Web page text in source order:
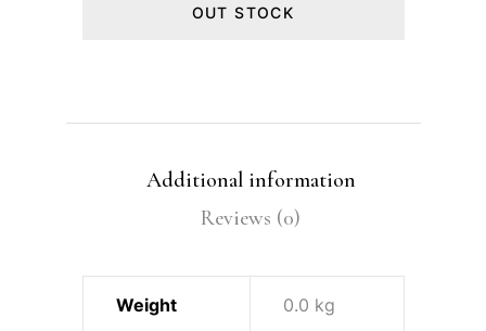
OUT STOCK
Additional information
Reviews (0)
Weight 0.0 kg